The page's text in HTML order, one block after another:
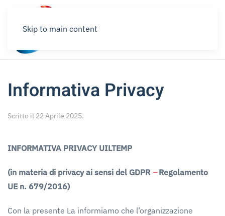
Skip to main content
Informativa Privacy
Scritto il 22 Aprile 2025.
INFORMATIVA PRIVACY UILTEMP
(in materia di privacy ai sensi del GDPR – Regolamento
UE n. 679/2016)
Con la presente La informiamo che l’organizzazione